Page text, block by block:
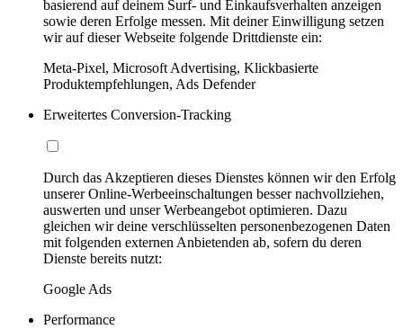
basierend auf deinem Surf- und Einkaufsverhalten anzeigen
sowie deren Erfolge messen. Mit deiner Einwilligung setzen
wir auf dieser Webseite folgende Drittdienste ein:
Meta-Pixel, Microsoft Advertising, Klickbasierte
Produktempfehlungen, Ads Defender
Erweitertes Conversion-Tracking
Durch das Akzeptieren dieses Dienstes können wir den Erfolg
unserer Online-Werbeeinschaltungen besser nachvollziehen,
auswerten und unser Werbeangebot optimieren. Dazu
gleichen wir deine verschlüsselten personenbezogenen Daten
mit folgenden externen Anbietenden ab, sofern du deren
Dienste bereits nutzt:
Google Ads
Performance